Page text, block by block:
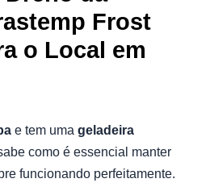
Frost
o Local em
e tem uma geladeira
como é essencial manter
funcionando perfeitamente.